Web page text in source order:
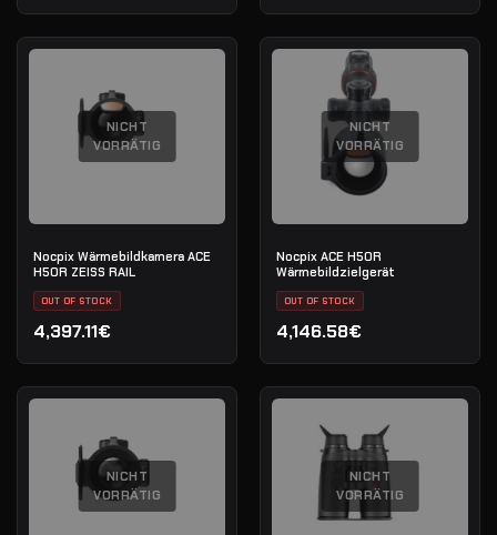
NICHT
VORRÄTIG
Nocpix Wärmebildkamera ACE
H50R ZEISS RAIL
OUT OF STOCK
4,397.11€
NICHT
VORRÄTIG
Nocpix ACE H50R
Wärmebildzielgerät
OUT OF STOCK
4,146.58€
NICHT
VORRÄTIG
NICHT
VORRÄTIG